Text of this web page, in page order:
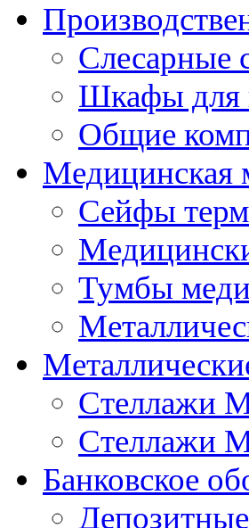
Слесарные
Шкафы для
Общие
Медицинская
Сейфы
Тумбы
Стеллажи
Стеллажи
Банковское